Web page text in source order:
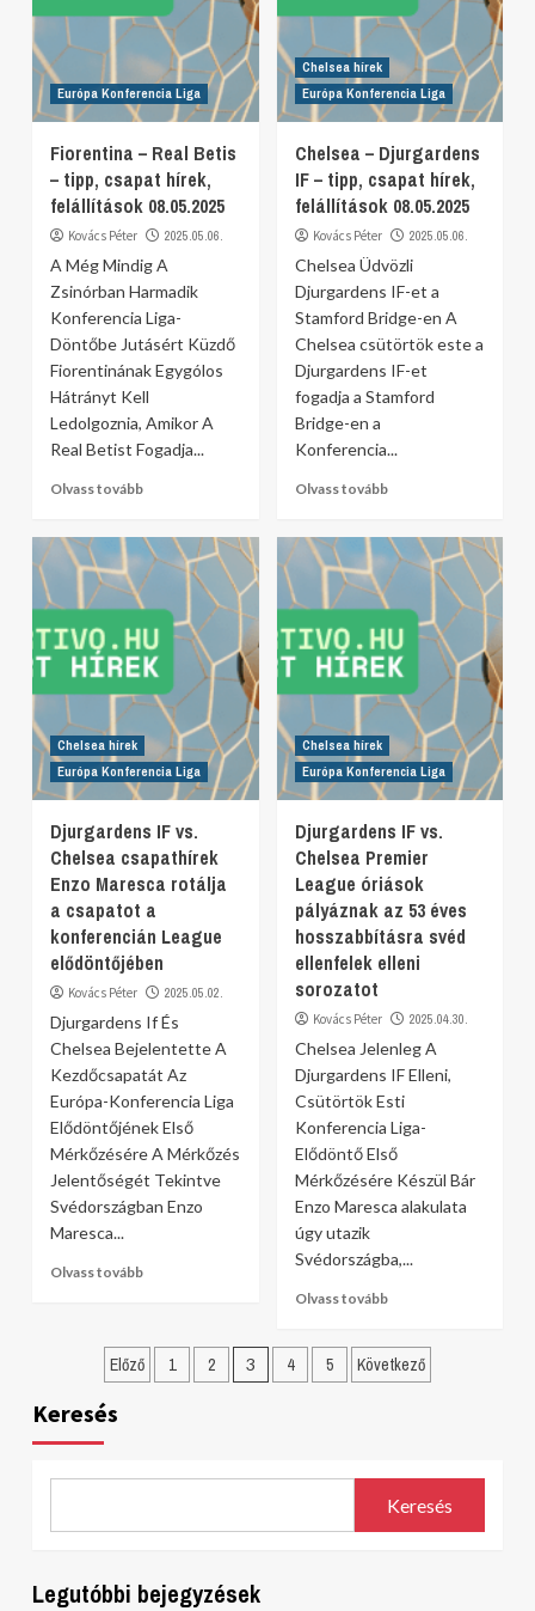
Európa Konferencia Liga
Fiorentina – Real Betis
– tipp, csapat hírek,
felállítások 08.05.2025
Kovács Péter 2025.05.06.
A Még Mindig A
Zsinórban Harmadik
Konferencia Liga-
Döntőbe Jutásért Küzdő
Fiorentinának Egygólos
Hátrányt Kell
Ledolgoznia, Amikor A
Real Betist Fogadja...
Olvass tovább
Chelsea hírek
Európa Konferencia Liga
Chelsea – Djurgardens
IF – tipp, csapat hírek,
felállítások 08.05.2025
Kovács Péter 2025.05.06.
Chelsea Üdvözli
Djurgardens IF-et a
Stamford Bridge-en A
Chelsea csütörtök este a
Djurgardens IF-et
fogadja a Stamford
Bridge-en a
Konferencia...
Olvass tovább
Chelsea hírek
Európa Konferencia Liga
Djurgardens IF vs.
Chelsea csapathírek
Enzo Maresca rotálja
a csapatot a
konferencián League
elődöntőjében
Kovács Péter 2025.05.02.
Djurgardens If És
Chelsea Bejelentette A
Kezdőcsapatát Az
Európa-Konferencia Liga
Elődöntőjének Első
Mérkőzésére A Mérkőzés
Jelentőségét Tekintve
Svédországban Enzo
Maresca...
Olvass tovább
Chelsea hírek
Európa Konferencia Liga
Djurgardens IF vs.
Chelsea Premier
League óriások
pályáznak az 53 éves
hosszabbításra svéd
ellenfelek elleni
sorozatot
Kovács Péter 2025.04.30.
Chelsea Jelenleg A
Djurgardens IF Elleni,
Csütörtök Esti
Konferencia Liga-
Elődöntő Első
Mérkőzésére Készül Bár
Enzo Maresca alakulata
úgy utazik
Svédországba,...
Olvass tovább
Bejegyzések
Előző 1 2 3 4 5 Következő
Keresés
Keresés
Legutóbbi bejegyzések